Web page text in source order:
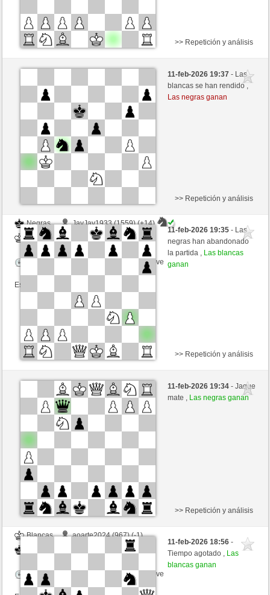
Negras
milchi (1144) (-12)
Tiempo: 3 minutes/side + 1 seconds/move
Esta partida es por puntos
>> Repetición y análisis
11-feb-2026 19:37- Las
blancas se han rendido ,
Las negras ganan
Negras
JayJay1933 (1559) (+14)
Blancas
toshila (1495) (-14)
Tiempo: 3 minutes/side + 1 seconds/move
Esta partida es por puntos
>> Repetición y análisis
11-feb-2026 19:35- Las
negras han abandonado
la partida , Las blancas
ganan
Negras
aoarte2024 (966) (-1)
toshila (1494) (+1)
Tiempo: 3 minutes/side + 1 seconds/move
>> Repetición y análisis
11-feb-2026 19:34- Jaque
mate , Las negras ganan
Blancas
aoarte2024 (967) (-1)
toshila (1493) (+1)
Tiempo: 3 minutes/side + 1 seconds/move
>> Repetición y análisis
11-feb-2026 18:56-
Tiempo agotado , Las
blancas ganan